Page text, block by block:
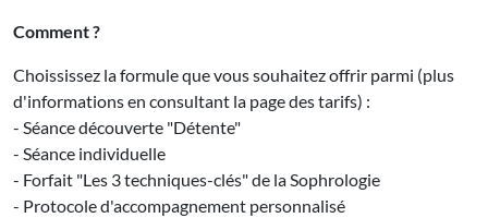
Comment ?
Choississez la formule que vous souhaitez offrir parmi (plus
d'informations en consultant la page des tarifs) :
- Séance découverte "Détente"
- Séance individuelle
- Forfait "Les 3 techniques-clés" de la Sophrologie
- Protocole d'accompagnement personnalisé